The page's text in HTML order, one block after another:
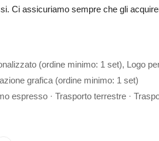
Ci assicuriamo sempre che gli
(ordine minimo: 1 set), Logo
grafica (ordine minimo: 1 set)
espresso · Trasporto terrestre ·